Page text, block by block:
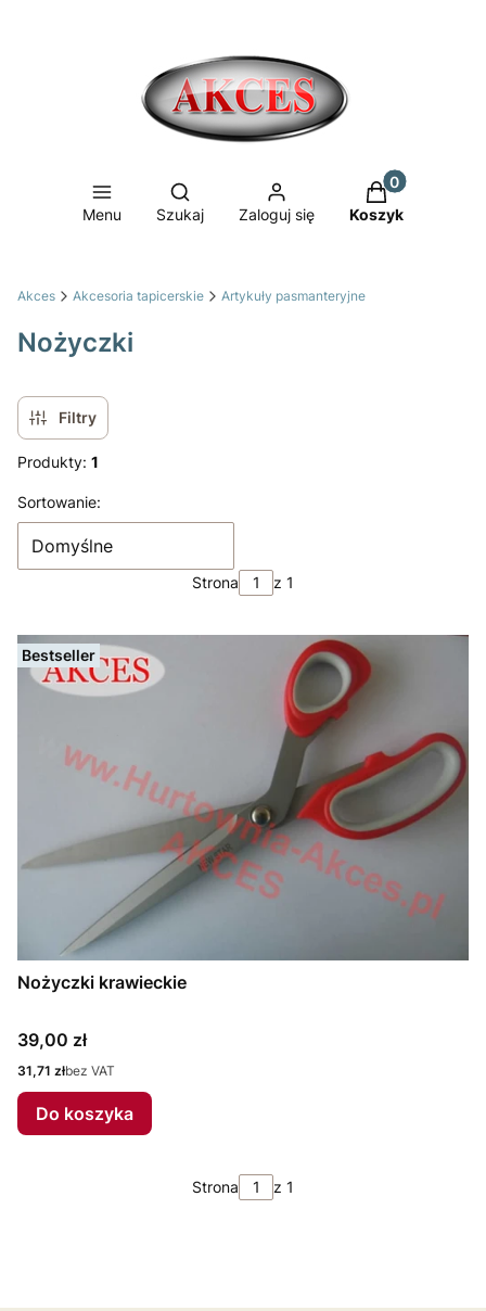
Menu
Otwórz wyszukiwarkę
Szukaj Zaloguj się
Produkty w
Koszyk
Akces Akcesoria tapicerskie Artykuły pasmanteryjne
Nożyczki
Filtry
Produkty: 1
Lista produktów
Sortowanie:
Domyślne
Strona z 1
Bestseller
Nożyczki krawieckie
Cena
39,00 zł
Cena
31,71 złbez VAT
Do koszyka
Strona z 1